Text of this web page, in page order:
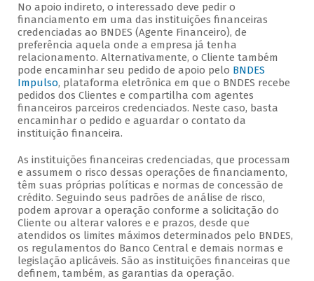
No apoio indireto, o interessado deve pedir o
financiamento em uma das instituições financeiras
credenciadas ao BNDES (Agente Financeiro), de
preferência aquela onde a empresa já tenha
relacionamento. Alternativamente, o Cliente também
pode encaminhar seu pedido de apoio pelo BNDES
Impulso, plataforma eletrônica em que o BNDES recebe
pedidos dos Clientes e compartilha com agentes
financeiros parceiros credenciados. Neste caso, basta
encaminhar o pedido e aguardar o contato da
instituição financeira.
As instituições financeiras credenciadas, que processam
e assumem o risco dessas operações de financiamento,
têm suas próprias políticas e normas de concessão de
crédito. Seguindo seus padrões de análise de risco,
podem aprovar a operação conforme a solicitação do
Cliente ou alterar valores e e prazos, desde que
atendidos os limites máximos determinados pelo BNDES,
os regulamentos do Banco Central e demais normas e
legislação aplicáveis. São as instituições financeiras que
definem, também, as garantias da operação.